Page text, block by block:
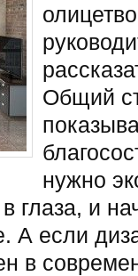
Общий
нужно
глаза, и
А если
в